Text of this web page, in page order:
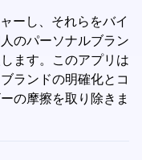
ーし、それらをバイ
のパーソナルブラン
ます。このアプリは
ランドの明確化とコ
の摩擦を取り除きま